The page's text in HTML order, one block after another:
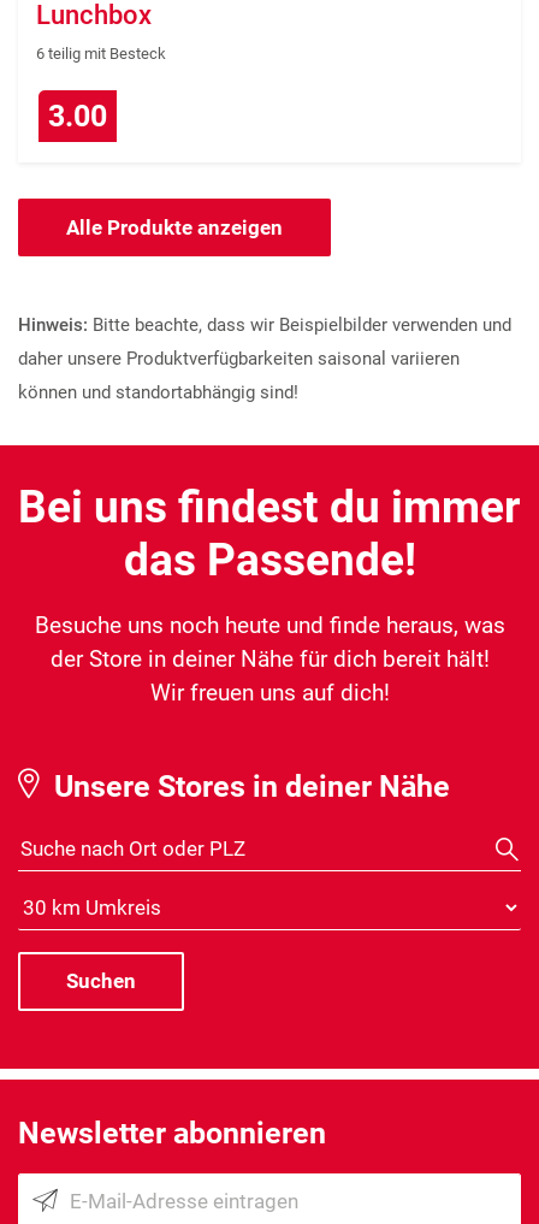
Lunchbox
6 teilig mit Besteck
3.00
Alle Produkte anzeigen
Hinweis: Bitte beachte, dass wir Beispielbilder verwenden und
daher unsere Produktverfügbarkeiten saisonal variieren
können und standortabhängig sind!
Bei uns findest du immer
das Passende!
Besuche uns noch heute und finde heraus, was
der Store in deiner Nähe für dich bereit hält!
Wir freuen uns auf dich!
Unsere Stores in deiner Nähe
Suche nach Ort oder PLZ
Distanz
Newsletter abonnieren